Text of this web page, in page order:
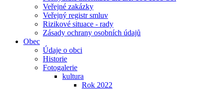
Veřejné zakázky
Veřejný registr smluv
Rizikové situace - rady
Zásady ochrany osobních údajů
Obec
Údaje o obci
Historie
Fotogalerie
kultura
Rok 2022